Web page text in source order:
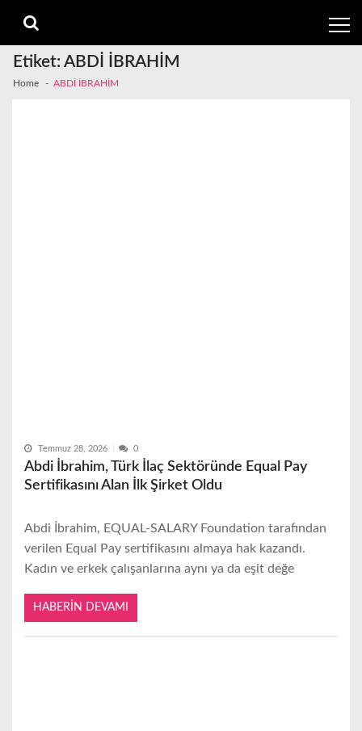
navigation
content
Etiket:ABDİ İBRAHİM
Home ABDİ İBRAHİM
Temmuz 28, 2026 0
Abdi İbrahim, Türk İlaç Sektöründe Equal Pay
Sertifikasını Alan İlk Şirket Oldu
Abdi İbrahim, EQUAL-SALARY Foundation tarafından
verilen Equal Pay sertifikasını almaya hak kazandı.
Kadın ve erkek çalışanlarına aynı ya da eşit değe
HABERIN DEVAMI